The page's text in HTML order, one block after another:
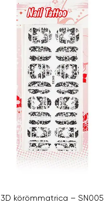
3D körömmatrica – SN005